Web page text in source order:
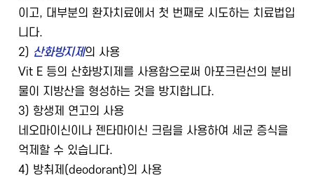
이고, 대부분의 환자치료에서 첫 번째로 시도하는 치료법입
니다.
2) 산화방지제의 사용
Vit E 등의 산화방지제를 사용함으로써 아포크린선의 분비
물이 지방산을 형성하는 것을 방지합니다.
3) 항생제 연고의 사용
네오마이신이나 젠타마이신 크림을 사용하여 세균 증식을
억제할 수 있습니다.
4) 방취제(deodorant)의 사용